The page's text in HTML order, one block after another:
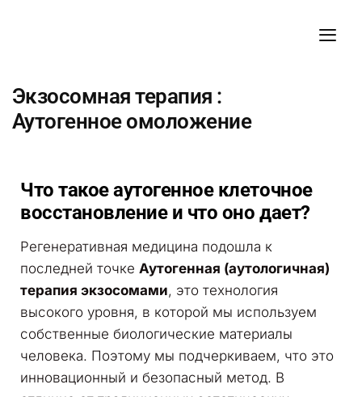
Экзосомная терапия :
Аутогенное омоложение
Что такое аутогенное клеточное
восстановление и что оно дает?
Регенеративная медицина подошла к
последней точке Аутогенная (аутологичная)
терапия экзосомами, это технология
высокого уровня, в которой мы используем
собственные биологические материалы
человека. Поэтому мы подчеркиваем, что это
инновационный и безопасный метод. В